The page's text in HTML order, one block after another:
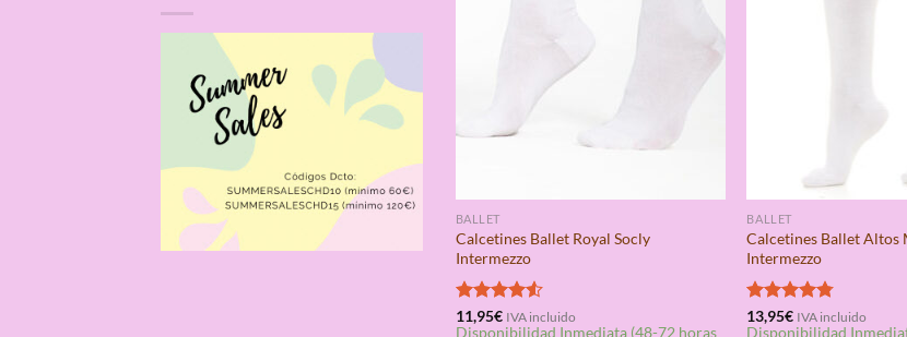
BALLET
Calcetines Ballet Royal Socly
Intermezzo
Valorado
con4.50
11,95€ IVA incluido
Disponibilidad Inmediata (48-72 horas
BALLET
Calcetines Ballet Altos
Intermezzo
Valorado
con4.75
13,95€ IVA incluido
Disponibilidad